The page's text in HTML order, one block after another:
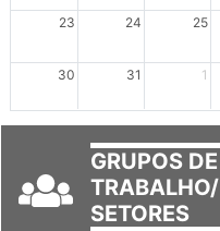
23 24 25
30 31 1
GRUPOS DE
TRABALHO/
SETORES